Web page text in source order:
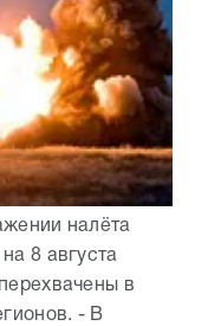
налёта
8 августа
в
- В